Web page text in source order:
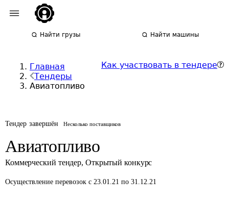
Найти грузы Найти машины
Главная
Тендеры
Авиатопливо
Как участвовать в тендере
Тендер завершён Несколько поставщиков
Авиатопливо
Коммерческий тендер, Открытый конкурс
Осуществление перевозок с 23.01.21 по 31.12.21